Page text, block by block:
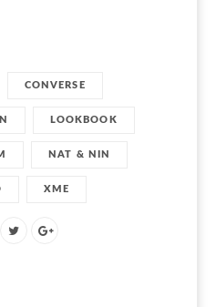
CONVERSE
LOOKBOOK
NAT & NIN
XME